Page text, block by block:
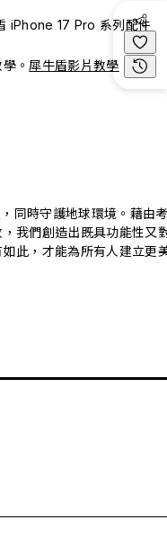
iPhone 17 Pro 系列配件
。 犀牛盾影片教學
同時守護地球環境。藉由
我們創造出既具功能性又
此，才能為所有人建立更